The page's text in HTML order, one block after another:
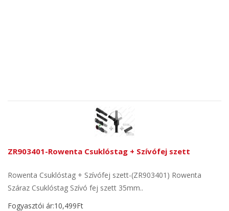
ZR903401-Rowenta Csuklóstag + Szívófej szett
Rowenta Csuklóstag + Szívófej szett-(ZR903401) Rowenta
Száraz Csuklóstag Szívó fej szett 35mm..
Fogyasztói ár:10,499Ft